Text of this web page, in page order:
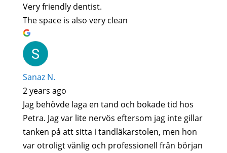
Very friendly dentist.
The space is also very clean
Sanaz N.
2 years ago
Jag behövde laga en tand och bokade tid hos
Petra. Jag var lite nervös eftersom jag inte gillar
tanken på att sitta i tandläkarstolen, men hon
var otroligt vänlig och professionell från början